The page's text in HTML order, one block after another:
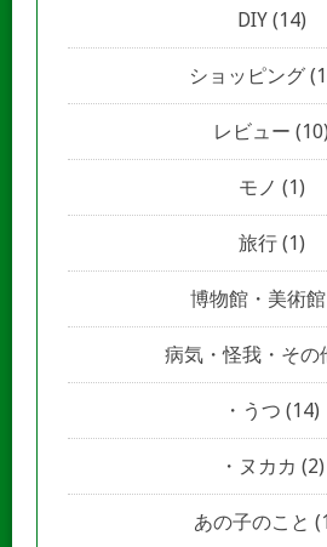
DIY(14)
ショッピング
レビュー (10)
モノ (1)
旅行(1)
博物館・美術館
病気・怪我・その
うつ (14)
ヌカカ (2)
あの子のこと